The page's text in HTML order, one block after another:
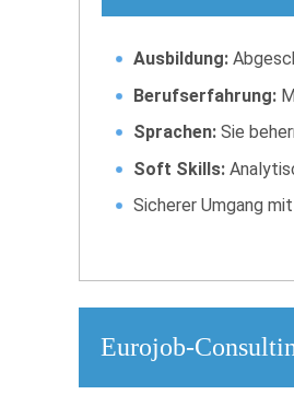
Ausbildung:
Berufserfahrung:
Sprachen: Sie
Soft Skills:
Sicherer Umgang
Eurojob-